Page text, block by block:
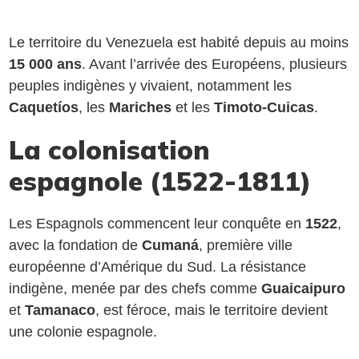
Le territoire du Venezuela est habité depuis au moins
15 000 ans. Avant l’arrivée des Européens, plusieurs
peuples indigènes y vivaient, notamment les
Caquetíos, les Mariches et lesTimoto-Cuicas.
La colonisation
espagnole (1522-1811)
Les Espagnols commencent leur conquête en 1522,
avec la fondation deCumaná, première ville
européenne d’Amérique du Sud. La résistance
indigène, menée par des chefs commeGuaicaipuro
etTamanaco, est féroce, mais le territoire devient
une colonie espagnole.